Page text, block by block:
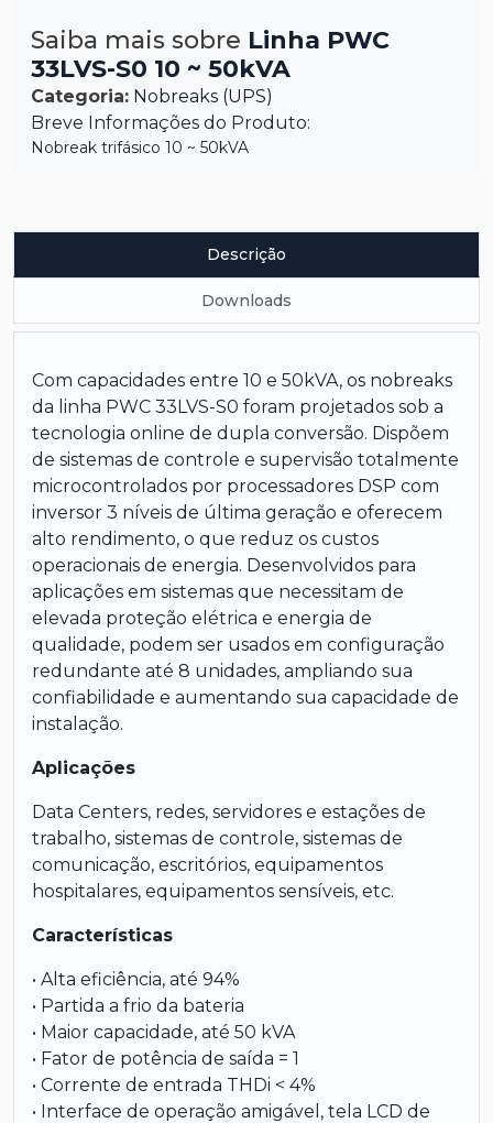
Saiba mais sobre Linha PWC
33LVS-S0 10 ~ 50kVA
Categoria: Nobreaks (UPS)
Breve Informações do Produto:
Nobreak trifásico 10 ~ 50kVA
Descrição
Downloads
Com capacidades entre 10 e 50kVA, os nobreaks
da linha PWC 33LVS-S0 foram projetados sob a
tecnologia online de dupla conversão. Dispõem
de sistemas de controle e supervisão totalmente
microcontrolados por processadores DSP com
inversor 3 níveis de última geração e oferecem
alto rendimento, o que reduz os custos
operacionais de energia. Desenvolvidos para
aplicações em sistemas que necessitam de
elevada proteção elétrica e energia de
qualidade, podem ser usados em configuração
redundante até 8 unidades, ampliando sua
confiabilidade e aumentando sua capacidade de
instalação.
Aplicações
Data Centers, redes, servidores e estações de
trabalho, sistemas de controle, sistemas de
comunicação, escritórios, equipamentos
hospitalares, equipamentos sensíveis, etc.
Características
• Alta eficiência, até 94%
• Partida a frio da bateria
• Maior capacidade, até 50 kVA
• Fator de potência de saída = 1
• Corrente de entrada THDi < 4%
• Interface de operação amigável, tela LCD de